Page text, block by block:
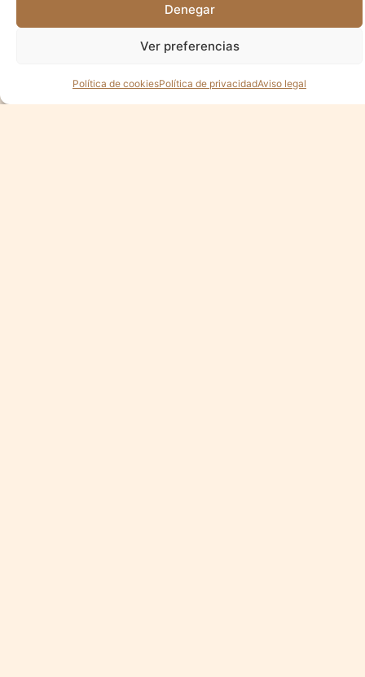
Denegar
Ver preferencias
Política de cookiesPolítica de privacidadAviso legal